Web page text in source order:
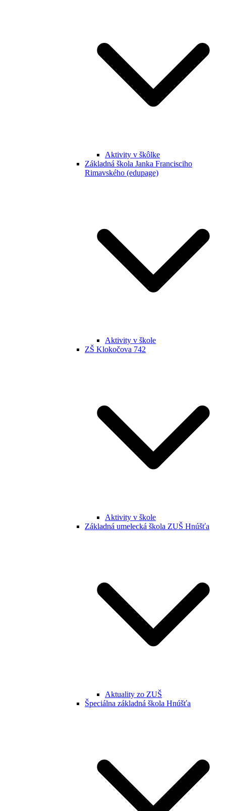
Aktivity v škôlke
Základná škola Janka Francisciho
Rimavského (edupage)
Aktivity v škole
ZŠ Klokočova 742
Aktivity v škole
Základná umelecká škola ZUŠ Hnúšťa
Aktuality zo ZUŠ
Špeciálna základná škola Hnúšťa